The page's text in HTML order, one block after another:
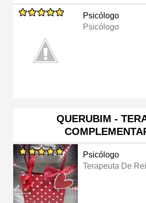
Psicólogo
Psicólogo
QUERUBIM -
Psicólogo
Terapeuta De